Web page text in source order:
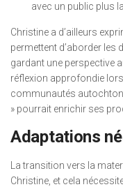
avec un public plus
Christine a d’ailleurs
permettent d’aborder les
gardant une perspective
réflexion approfondie
communautés
» pourrait enrichir ses
Adaptations
La transition vers la
Christine, et cela